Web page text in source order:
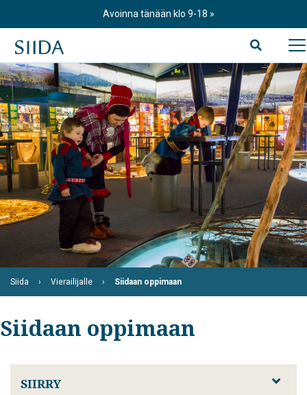
Avoinna tänään klo 9-18
Siida Vierailijalle Siidaan oppimaan
Siidaan oppimaan
SIIRRY